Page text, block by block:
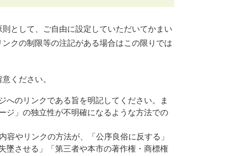
として、ご自由に設定していただいてかまい
クの制限等の注記がある場合はこの限りでは
ください。
へのリンクである旨を明記してください。ま
ジ」の独立性が不明確になるような方法での
やリンクの方法が、「公序良俗に反する」
墜させる」「第三者や本市の著作権・商標権